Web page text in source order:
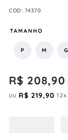
COD: 74370
TAMANHO
P M G
R$ 208,90
ou R$ 219,90 12